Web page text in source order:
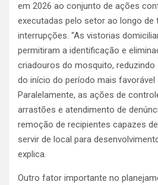
em 2026 ao conjunto de ações
executadas pelo setor ao longo de
interrupções. “As vistorias
permitiram a identificação e
criadouros do mosquito,
do início do período mais favorável
Paralelamente, as ações de
arrastões e atendimento de
remoção de recipientes capazes
servir de local para
explica.
Outro fator importante no